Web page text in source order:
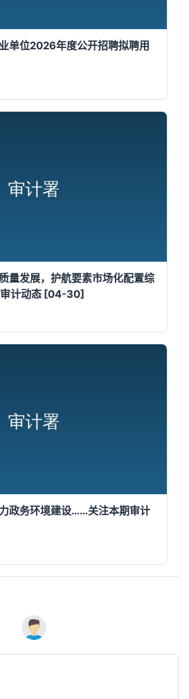
单位2026年度公开招聘拟聘用
量发展，护航要素市场化配置综
计动态 [04-30]
政务环境建设……关注本期审计